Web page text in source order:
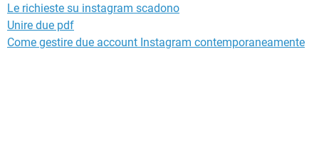
Le richieste su instagram scadono
Unire due pdf
Come gestire due account Instagram contemporaneamente